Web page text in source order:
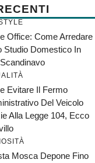
Office: Come Arredare
Studio Domestico In
Evitare Il Fermo
Del Veicolo
Alla Legge 104, Ecco
Mosca Depone Fino